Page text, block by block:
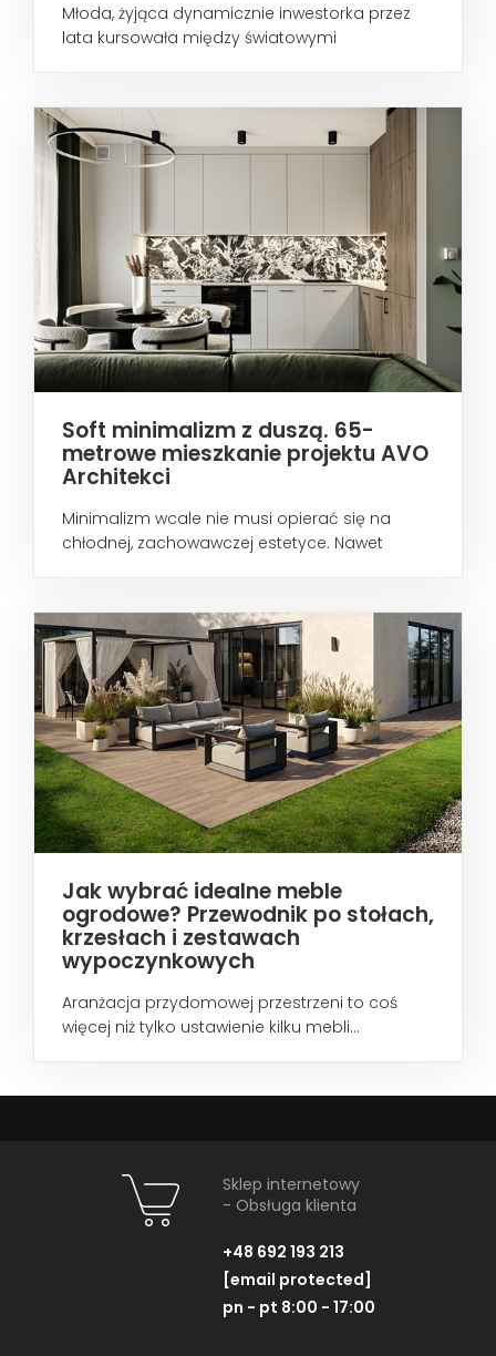
Młoda, żyjąca dynamicznie inwestorka przez
lata kursowała między światowymi
Soft minimalizm z duszą. 65-
metrowe mieszkanie projektu AVO
Architekci
Minimalizm wcale nie musi opierać się na
chłodnej, zachowawczej estetyce. Nawet
Jak wybrać idealne meble
ogrodowe? Przewodnik po stołach,
krzesłach i zestawach
wypoczynkowych
Aranżacja przydomowej przestrzeni to coś
więcej niż tylko ustawienie kilku mebli...
Sklep internetowy
- Obsługa klienta
+48 692 193 213
[email protected]
pn - pt 8:00 - 17:00